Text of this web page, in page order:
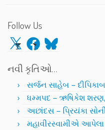
Follow Us
X Facebook
Bluesky
નવી કૃતિઓ…
સર્જન સાહેબ –
ધમ્મપદ – ઋષિકેશ
અછાંદસ – પ્રિયંકા
મહાવીરસ્વામીએ